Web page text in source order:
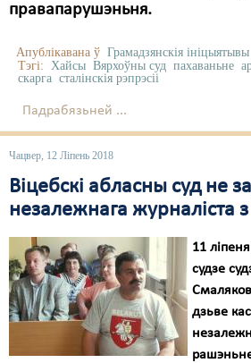
правапарушэньня.
Апублікавана ў Грамадзянскія ініцыятывы
Тэгі: Хайсы Вярхоўны суд пахаваньне
скарга сталінскія рэпрэсіі
Падрабязьней ...
Чацвер, 12 Ліпень 2018
Віцебскі абласны суд не
незалежнага журналіста
11
судзе
дзьве